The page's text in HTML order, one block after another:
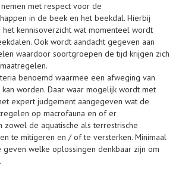
met respect voor de
in de beek en het beekdal. Hierbij
kennisoverzicht wat momenteel wordt
Ook wordt aandacht gegeven aan
waardoor soortgroepen de tijd krijgen zich
benoemd waarmee een afweging van
worden. Daar waar mogelijk wordt met
expert judgement aangegeven wat de
op macrofauna en of er
zowel de aquatische als terrestrische
te mitigeren en / of te versterken. Minimaal
geven welke oplossingen denkbaar zijn om